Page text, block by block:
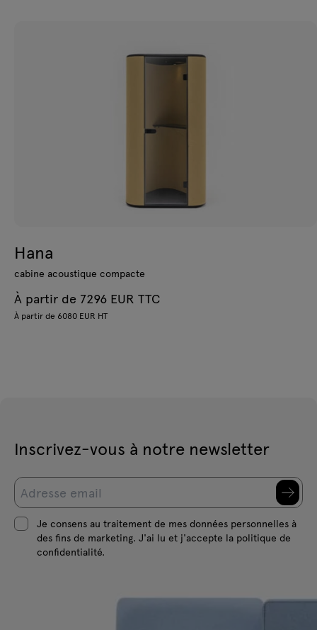
Hana
cabine acoustique compacte
À partir de 7296 EUR TTC
À partir de 6080 EUR HT
Inscrivez-vous à notre newsletter
Je consens au traitement de mes données personnelles à
des fins de marketing. J'ai lu et j'accepte la politique de
confidentialité.